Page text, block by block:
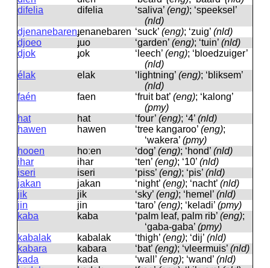
difelia
difelia ‘saliva’ (eng); ‘speeksel’
(nld)
djenanebarenɟenanebaren ‘suck’ (eng); ‘zuig’ (nld)
djoeo
ɟuo ‘garden’ (eng); ‘tuin’ (nld)
djok
ɟok ‘leech’ (eng); ‘bloedzuiger’
(nld)
élak
elak ‘lightning’ (eng); ‘bliksem’
(nld)
faén
faen ‘fruit bat’ (eng); ‘kalong’
(pmy)
hat
hat ‘four’ (eng); ‘4’ (nld)
hawen
hawen ‘tree kangaroo’ (eng);
‘wakera’ (pmy)
hooen
hoːen ‘dog’ (eng); ‘hond’ (nld)
ihar
ihar ‘ten’ (eng); ‘10’ (nld)
iseri
iseri ‘piss’ (eng); ‘pis’ (nld)
jakan
jakan ‘night’ (eng); ‘nacht’ (nld)
jik
jik ‘sky’ (eng); ‘hemel’ (nld)
jin
jin ‘taro’ (eng); ‘keladi’ (pmy)
kaba
kaba ‘palm leaf, palm rib’ (eng);
‘gaba-gaba’ (pmy)
kabalak
kabalak ‘thigh’ (eng); ‘dij’ (nld)
kabara
kabara ‘bat’ (eng); ‘vleermuis’ (nld)
kada
kada ‘wall’ (eng); ‘wand’ (nld)